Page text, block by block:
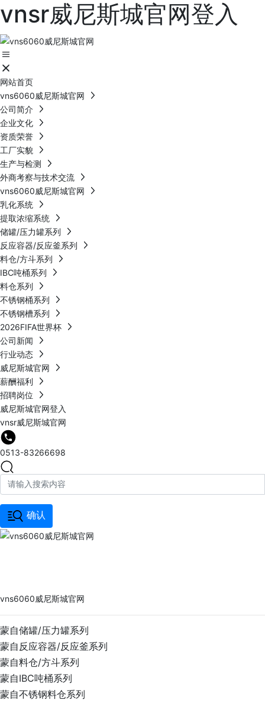
vnsr威尼斯城官网登入
网站首页
vns6060威尼斯城官网
公司简介
企业文化
资质荣誉
工厂实貌
生产与检测
外商考察与技术交流
vns6060威尼斯城官网
乳化系统
提取浓缩系统
储罐/压力罐系列
反应容器/反应釜系列
料仓/方斗系列
IBC吨桶系列
料仓系列
不锈钢桶系列
不锈钢槽系列
2026FIFA世界杯
公司新闻
行业动态
威尼斯城官网
薪酬福利
招聘岗位
威尼斯城官网登入
vnsr威尼斯城官网
0513-83266698
确认
vns6060威尼斯城官网
蒙自储罐/压力罐系列
蒙自反应容器/反应釜系列
蒙自料仓/方斗系列
蒙自IBC吨桶系列
蒙自不锈钢料仓系列